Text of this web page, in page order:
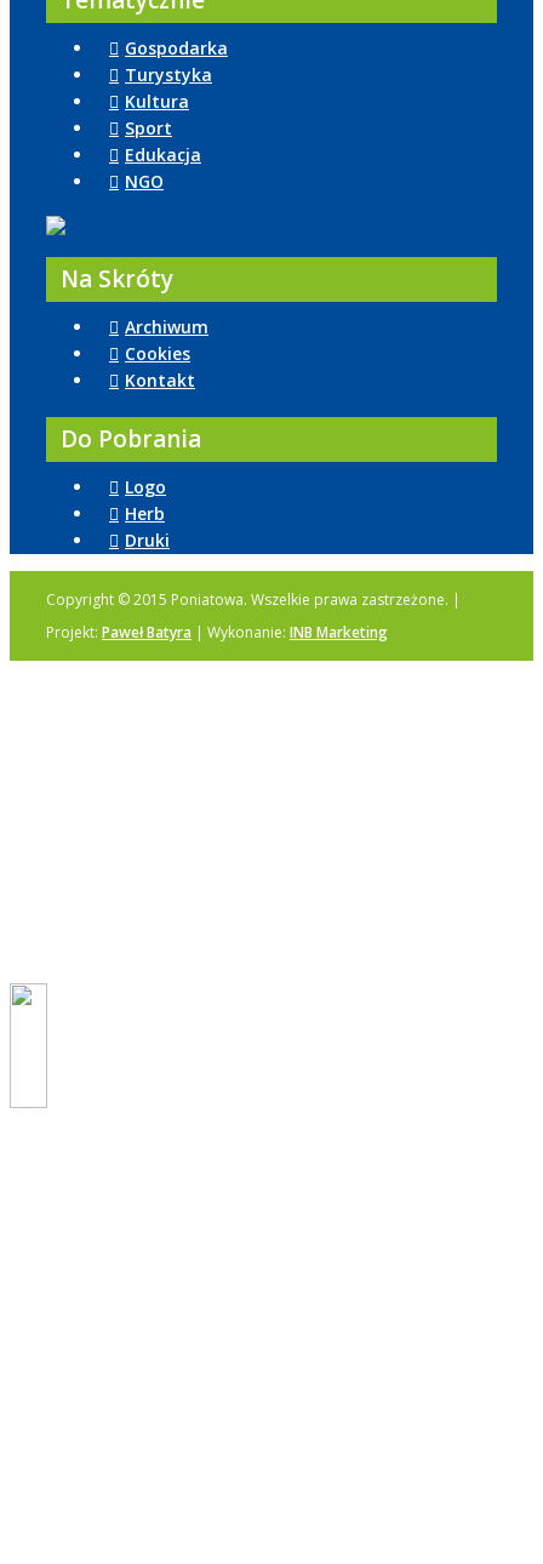
Gospodarka
Turystyka
Kultura
Sport
Edukacja
NGO
Na Skróty
Archiwum
Cookies
Kontakt
Do Pobrania
Logo
Herb
Druki
Copyright © 2015 Poniatowa. Wszelkie prawa zastrzeżone. |
Projekt: Paweł Batyra | Wykonanie: INB Marketing